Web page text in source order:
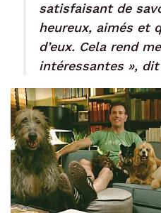
satisfaisant de
heureux, aimés et
d’eux. Cela rend
intéressantes », dit